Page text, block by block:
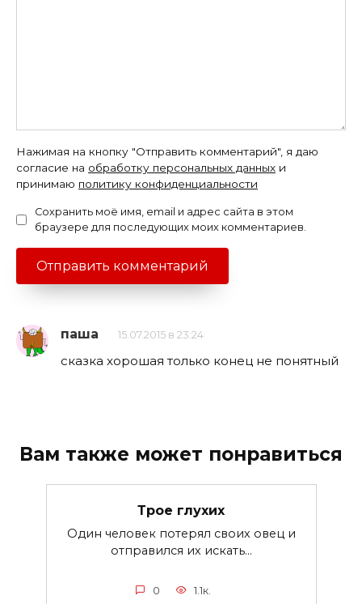
Нажимая на кнопку "Отправить комментарий", я даю
согласие на обработку персональных данных и
принимаю политику конфиденциальности
Сохранить моё имя, email и адрес сайта в этом
браузере для последующих моих комментариев.
паша 15.07.2015 в 23:24
сказка хорошая только конец не понятный
Вам также может понравиться
Трое глухих
Один человек потерял своих овец и
отправился их искать...
0 1.1к.